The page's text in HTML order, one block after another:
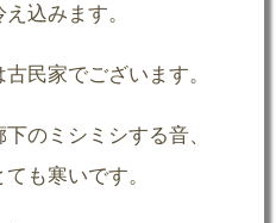
込みます。
民家でございます。
のミシミシする音、
も寒いです。